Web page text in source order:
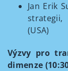
Jan Erik
(USA)
Výzvy pro
dimenze